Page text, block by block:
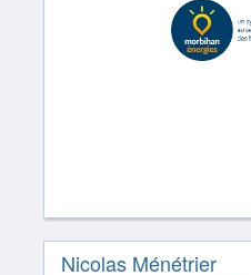
Nicolas Ménétrier